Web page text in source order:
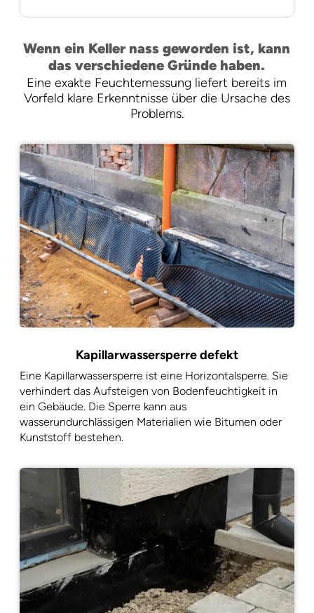
Wenn ein Keller nass geworden ist, kann
das verschiedene Gründe haben.
Eine exakte Feuchtemessung liefert bereits im
Vorfeld klare Erkenntnisse über die Ursache des
Problems.
Kapillarwassersperre defekt
Eine Kapillarwassersperre ist eine Horizontalsperre. Sie
verhindert das Aufsteigen von Bodenfeuchtigkeit in
ein Gebäude. Die Sperre kann aus
wasserundurchlässigen Materialien wie Bitumen oder
Kunststoff bestehen.